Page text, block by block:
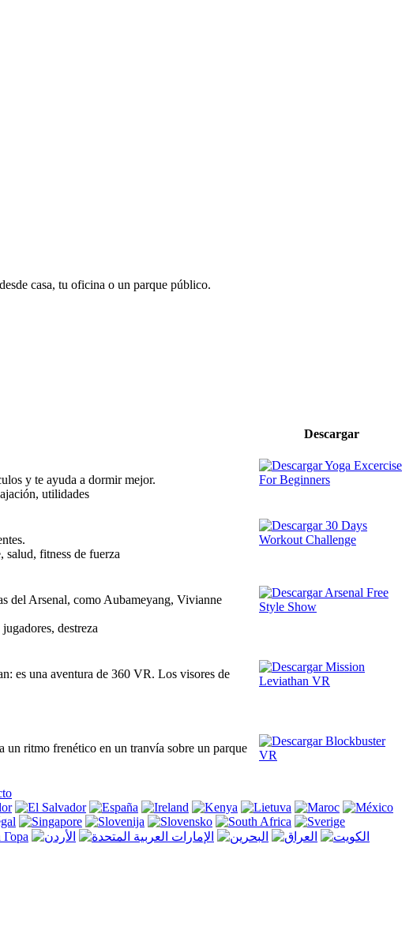
casa, tu oficina o un parque público.
Descargar
y te ayuda a dormir mejor.
utilidades
salud, fitness de fuerza
del Arsenal, como Aubameyang, Vivianne
destreza
es una aventura de 360 ​​VR. Los visores de
ritmo frenético en un tranvía sobre un parque